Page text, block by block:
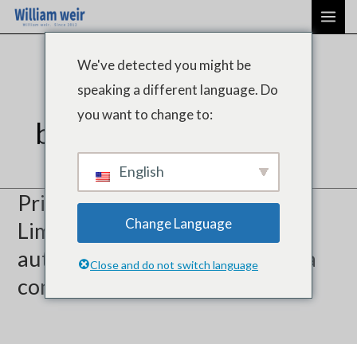
al
blog
Principales proveedores de
Limpiadores de cristales de
automóviles en China: Una guía
completa
Paginación
de
We've detected you might be
speaking a different language. Do
you want to change to:
English
Change Language
Close and do not switch language